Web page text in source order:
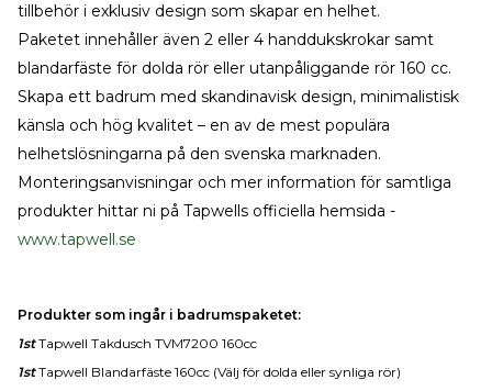
tillbehör i exklusiv design som skapar en helhet.
Paketet innehåller även 2 eller 4 handdukskrokar samt
blandarfäste för dolda rör eller utanpåliggande rör 160 cc.
Skapa ett badrum med skandinavisk design, minimalistisk
känsla och hög kvalitet – en av de mest populära
helhetslösningarna på den svenska marknaden.
Monteringsanvisningar och mer information för samtliga
produkter hittar ni på Tapwells officiella hemsida -
www.tapwell.se
Produkter som ingår i badrumspaketet:
1stTapwell Takdusch TVM7200 160cc
1stTapwell Blandarfäste 160cc (Välj för dolda eller synliga rör)